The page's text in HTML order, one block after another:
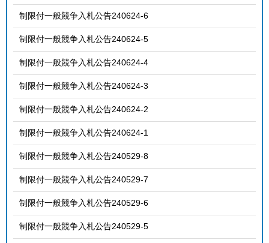
制限付一般競争入札公告240624-6
制限付一般競争入札公告240624-5
制限付一般競争入札公告240624-4
制限付一般競争入札公告240624-3
制限付一般競争入札公告240624-2
制限付一般競争入札公告240624-1
制限付一般競争入札公告240529-8
制限付一般競争入札公告240529-7
制限付一般競争入札公告240529-6
制限付一般競争入札公告240529-5